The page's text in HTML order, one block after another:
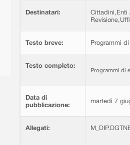
Destinatari:
Cittadini,Enti
Testo breve: Programmi
Testo completo:
Programmi di
Data di
pubblicazione:
martedì 7
Allegati: